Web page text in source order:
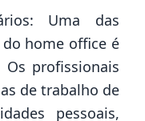
Uma das
home office é
profissionais
de trabalho de
pessoais,